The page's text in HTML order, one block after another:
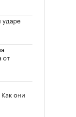
ударе
от
они